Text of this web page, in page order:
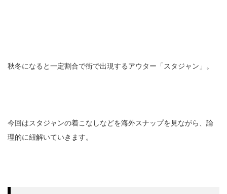
秋冬になると一定割合で街で出現するアウター「スタジャン」。
今回はスタジャンの着こなしなどを海外スナップを見ながら、論
理的に紐解いていきます。